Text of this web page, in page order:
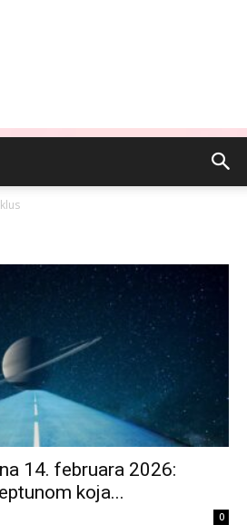
14. februara 2026:
koja...
0